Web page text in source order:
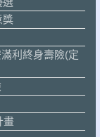
獎
利終身壽險(定
畫